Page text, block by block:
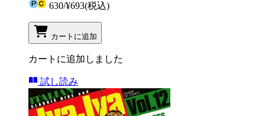
630/¥693(税込)
カートに追加
カートに追加しました
試し読み